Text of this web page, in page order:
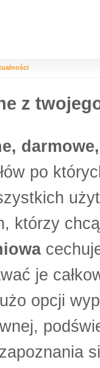
z
po
którzy
je
opcji